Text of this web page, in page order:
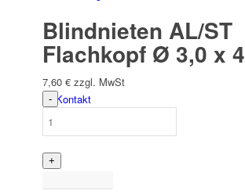
Kontakt
Blindnieten AL/ST
Flachkopf Ø 3,0 x 4
7,60 € zzgl. MwSt